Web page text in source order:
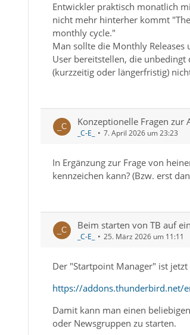
Entwickler praktisch monatlich
nicht mehr hinterher kommt
monthly cycle."
Man sollte die Monthly Releases
User bereitstellen, die unbedingt
(kurzzeitig oder längerfristig)
Konzeptionelle Fragen zur
_C-E_ 7. April 2026 um 23:23
In Ergänzung zur Frage von
kennzeichen kann? (Bzw. erst
Beim starten von TB auf
_C-E_ 25. März 2026 um 11:11
Der "Startpoint Manager" ist
https://addons.thunderbird.net/
Damit kann man einen
oder Newsgruppen zu starten.